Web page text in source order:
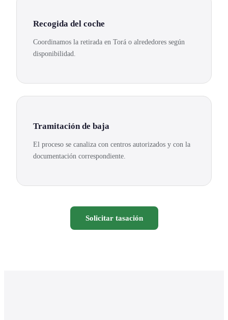
Recogida del coche
Coordinamos la retirada en Torá o alrededores según
disponibilidad.
Tramitación de baja
El proceso se canaliza con centros autorizados y con la
documentación correspondiente.
Solicitar tasación